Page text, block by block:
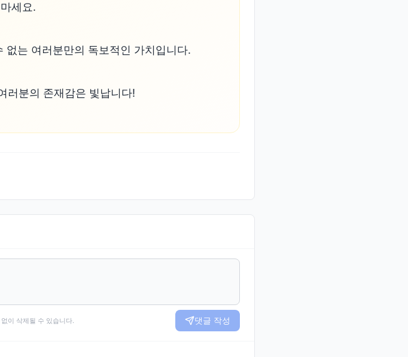
세요.
없는 여러분만의 독보적인 가치입니다.
러분의 존재감은 빛납니다!
이 삭제될 수 있습니다. 댓글 작성